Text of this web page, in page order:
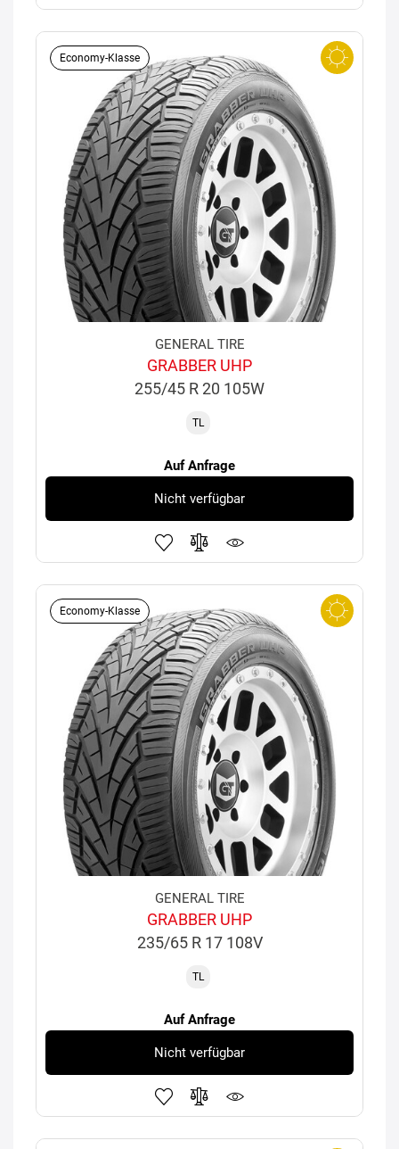
Economy-Klasse
GENERAL TIRE
GRABBER UHP
255/45 R 20 105W
TL
Auf Anfrage
Nicht verfügbar
Economy-Klasse
GENERAL TIRE
GRABBER UHP
235/65 R 17 108V
TL
Auf Anfrage
Nicht verfügbar